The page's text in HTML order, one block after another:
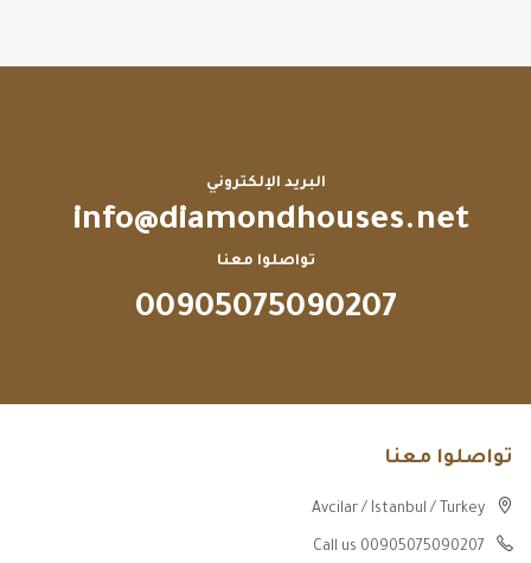
البريد الإلكتروني
info@diamondhouses.net
تواصلوا معنا
00905075090207
تواصلوا معنا
Avcilar / Istanbul / Turkey
Call us 00905075090207